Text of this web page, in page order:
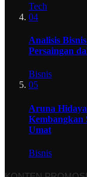
Tech
04
Analisis
Persaingan
Bisnis
05
Aruna
Kembangkan
Umat
Bisnis